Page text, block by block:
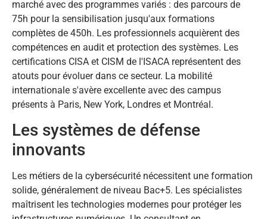
marché avec des programmes variés : des parcours de
75h pour la sensibilisation jusqu'aux formations
complètes de 450h. Les professionnels acquièrent des
compétences en audit et protection des systèmes. Les
certifications CISA et CISM de l'ISACA représentent des
atouts pour évoluer dans ce secteur. La mobilité
internationale s'avère excellente avec des campus
présents à Paris, New York, Londres et Montréal.
Les systèmes de défense
innovants
Les métiers de la cybersécurité nécessitent une formation
solide, généralement de niveau Bac+5. Les spécialistes
maîtrisent les technologies modernes pour protéger les